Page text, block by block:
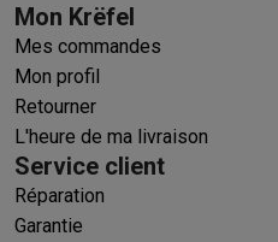
Mon Krëfel
Mes commandes
Mon profil
Retourner
L'heure de ma livraison
Service client
Réparation
Garantie